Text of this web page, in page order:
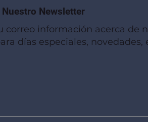
Newsletter
correo información acerca de
días especiales, novedades,